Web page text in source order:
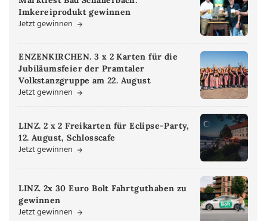
Imkereiprodukt gewinnen
Jetzt gewinnen
ENZENKIRCHEN. 3 x 2 Karten für die
Jubiläumsfeier der Pramtaler
Volkstanzgruppe am 22. August
Jetzt gewinnen
LINZ. 2 x 2 Freikarten für Eclipse-Party,
12. August, Schlosscafe
Jetzt gewinnen
LINZ. 2x 30 Euro Bolt Fahrtguthaben zu
gewinnen
Jetzt gewinnen